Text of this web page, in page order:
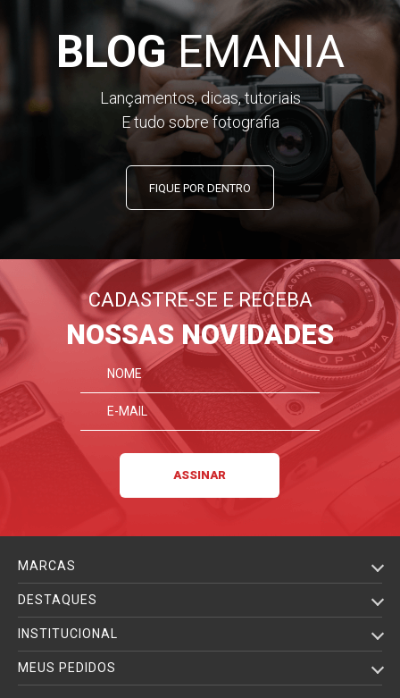
BLOGEMANIA
Lançamentos, dicas, tutoriais
E tudo sobre fotografia
FIQUE POR DENTRO
CADASTRE-SE E RECEBA
NOSSAS NOVIDADES
MARCAS
DESTAQUES
INSTITUCIONAL
MEUS PEDIDOS